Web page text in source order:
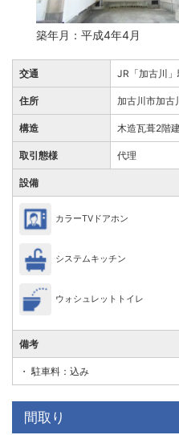
築年月：平成4年4月
交通 JR「加古川
住所 加古川市加古
構造 木造瓦葺2階
取引態様 代理
設備
カラーTVドアホン
システムキッチン
ウォシュレットトイレ
備考
・ 駐車料：込み
間取り